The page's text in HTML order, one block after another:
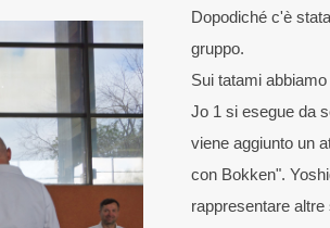
Dopodiché c'è
gruppo.
Sui tatami
Jo 1 si esegue da
viene aggiunto un
con Bokken".
rappresentare